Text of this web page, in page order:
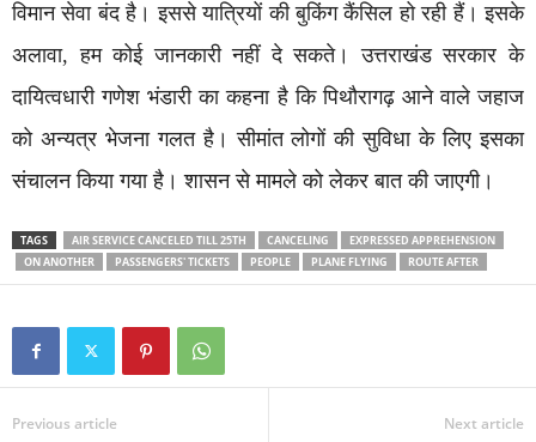
विमान सेवा बंद है। इससे यात्रियों की बुकिंग कैंसिल हो रही हैं। इसके
अलावा, हम कोई जानकारी नहीं दे सकते। उत्तराखंड सरकार के
दायित्वधारी गणेश भंडारी का कहना है कि पिथौरागढ़ आने वाले जहाज
को अन्यत्र भेजना गलत है। सीमांत लोगों की सुविधा के लिए इसका
संचालन किया गया है। शासन से मामले को लेकर बात की जाएगी।
TAGS AIR SERVICE CANCELED TILL 25TH CANCELING
EXPRESSED APPREHENSION
ON ANOTHER
PASSENGERS' TICKETS PEOPLE PLANE FLYING ROUTE AFTER
Previous article Next article